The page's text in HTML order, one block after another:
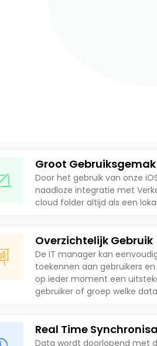
Groot Gebruiksgemak
Door het gebruik van onze
naadloze integratie met
cloud folder altijd als een
Overzichtelijk Gebruik
De IT manager kan
toekennen aan gebruikers
op ieder moment een
gebruiker of groep welke
Real Time
Data wordt doorlopend met